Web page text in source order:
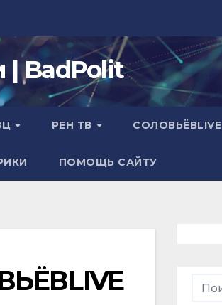
| BadPolit
РЕН ТВ СОЛОВЬЁВLIVE
ПОМОЩЬ САЙТУ